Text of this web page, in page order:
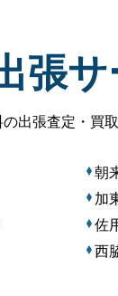
張
出張査定・買
朝
加
佐
西